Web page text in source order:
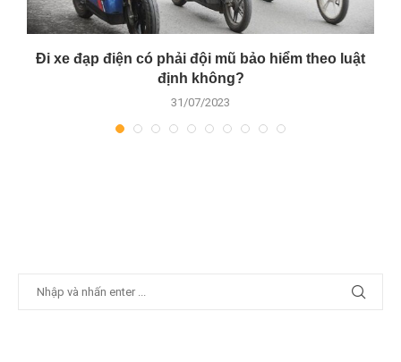
Đi xe đạp điện có phải đội mũ bảo hiểm theo luật
định không?
31/07/2023